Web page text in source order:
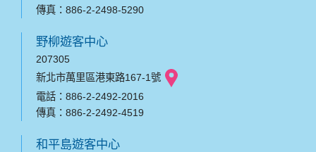
傳真：886-2-2498-5290
野柳遊客中心
207305
新北市萬里區港東路167-1號
電話：886-2-2492-2016
傳真：886-2-2492-4519
和平島遊客中心